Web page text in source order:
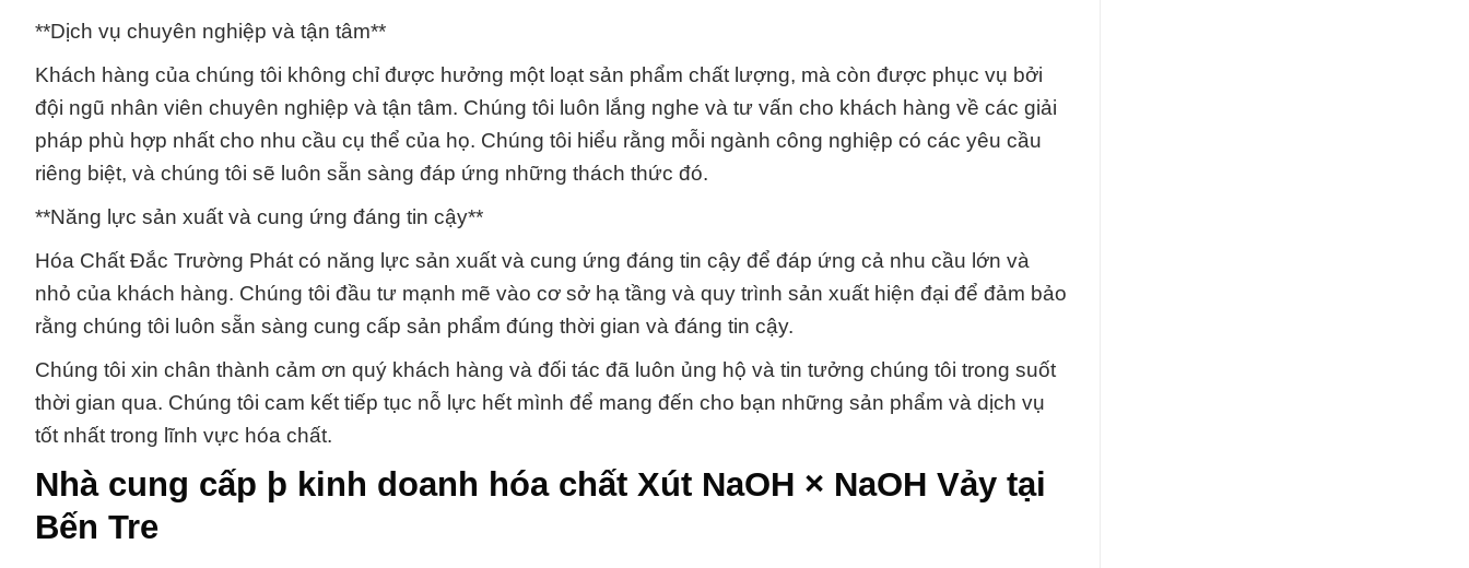
**Dịch vụ chuyên nghiệp và tận tâm**
Khách hàng của chúng tôi không chỉ được hưởng một loạt sản phẩm chất lượng, mà còn được phục vụ bởi
đội ngũ nhân viên chuyên nghiệp và tận tâm. Chúng tôi luôn lắng nghe và tư vấn cho khách hàng về các giải
pháp phù hợp nhất cho nhu cầu cụ thể của họ. Chúng tôi hiểu rằng mỗi ngành công nghiệp có các yêu cầu
riêng biệt, và chúng tôi sẽ luôn sẵn sàng đáp ứng những thách thức đó.
**Năng lực sản xuất và cung ứng đáng tin cậy**
Hóa Chất Đắc Trường Phát có năng lực sản xuất và cung ứng đáng tin cậy để đáp ứng cả nhu cầu lớn và
nhỏ của khách hàng. Chúng tôi đầu tư mạnh mẽ vào cơ sở hạ tầng và quy trình sản xuất hiện đại để đảm bảo
rằng chúng tôi luôn sẵn sàng cung cấp sản phẩm đúng thời gian và đáng tin cậy.
Chúng tôi xin chân thành cảm ơn quý khách hàng và đối tác đã luôn ủng hộ và tin tưởng chúng tôi trong suốt
thời gian qua. Chúng tôi cam kết tiếp tục nỗ lực hết mình để mang đến cho bạn những sản phẩm và dịch vụ
tốt nhất trong lĩnh vực hóa chất.
Nhà cung cấp þ kinh doanh hóa chất Xút NaOH × NaOH Vảy tại
Bến Tre